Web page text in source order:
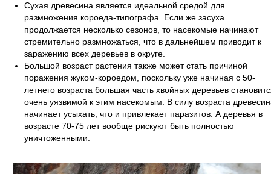
Сухая древесина является идеальной средой для
размножения короеда-типографа. Если же засуха
продолжается несколько сезонов, то насекомые начинают
стремительно размножаться, что в дальнейшем приводит к
заражению всех деревьев в округе.
Большой возраст растения также может стать причиной
поражения жуком-короедом, поскольку уже начиная с 50-
летнего возраста большая часть хвойных деревьев
очень уязвимой к этим насекомым. В силу возраста
начинает усыхать, что и привлекает паразитов. А деревья в
возрасте 70-75 лет вообще рискуют быть полностью
уничтоженными.